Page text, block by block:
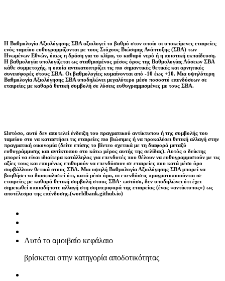
Η Βαθμολογία Αξιολόγησης ΣΒΑ αξιολογεί το βαθμό στον οποίο οι υποκείμενες εταιρείες
ενός ταμείου ευθυγραμμίζονται με τους Στόχους Βιώσιμης Ανάπτυξης (ΣΒΑ) των
Ηνωμένων Εθνών, όπως η δράση για το κλίμα, το καθαρό νερό ή η ποιοτική εκπαίδευση.
Η βαθμολογία υπολογίζεται ως σταθμισμένος μέσος όρος της Βαθμολογίας Λύσεων ΣΒΑ
κάθε συμμετοχής, η οποία αντικατοπτρίζει τις πιο σημαντικές θετικές και αρνητικές
συνεισφορές στους ΣΒΑ. Οι βαθμολογίες κυμαίνονται από -10 έως +10. Μια υψηλότερη
Βαθμολογία Αξιολόγησης ΣΒΑ υποδηλώνει μεγαλύτερο μέσο ποσοστό επενδύσεων σε
εταιρείες με καθαρά θετική συμβολή σε λύσεις ευθυγραμμισμένες με τους ΣΒΑ.
Ωστόσο, αυτό δεν αποτελεί ένδειξη του πραγματικού αντίκτυπου ή της συμβολής του
ταμείου στο να καταστήσει τις εταιρείες πιο βιώσιμες ή να προκαλέσει θετική αλλαγή στην
πραγματική οικονομία (δείτε επίσης το βίντεο σχετικά με τη διαφορά μεταξύ
ευθυγράμμισης και αντίκτυπου στο κάτω μέρος αυτής της σελίδας). Αυτός ο δείκτης
μπορεί να είναι ιδιαίτερα κατάλληλος για επενδυτές που θέλουν να ευθυγραμμιστούν με τις
αξίες τους και επομένως επιθυμούν να επενδύσουν σε εταιρείες που κατά μέσο όρο
συμβάλλουν θετικά στους ΣΒΑ. Μια υψηλή Βαθμολογία Αξιολόγησης ΣΒΑ μπορεί να
βοηθήσει να διασφαλιστεί ότι, κατά μέσο όρο, οι επενδύσεις πραγματοποιούνται σε
εταιρείες με καθαρά θετική συμβολή στους ΣΒΑ· ωστόσο, δεν υποδηλώνει ότι έχει
σημειωθεί οποιαδήποτε αλλαγή στη συμπεριφορά της εταιρείας (ένας «αντίκτυπος») ως
αποτέλεσμα της επένδυσης.(worldbank.github.io)
Αυτό το αμοιβαίο κεφάλαιο
βρίσκεται στην κατηγορία αποδοτικότητας